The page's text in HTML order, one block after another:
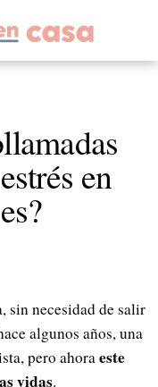
en
sin necesidad de salir
algunos años, una
pero ahoraeste
vidas.